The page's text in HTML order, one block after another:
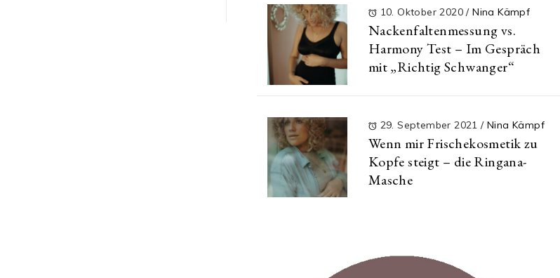
10. Oktober 2020/ Nina Kämpf
Nackenfaltenmessung vs.
Harmony Test – Im Gespräch
mit „Richtig Schwanger“
29. September 2021/ Nina Kämpf
Wenn mir Frischekosmetik zu
Kopfe steigt – die Ringana-
Masche